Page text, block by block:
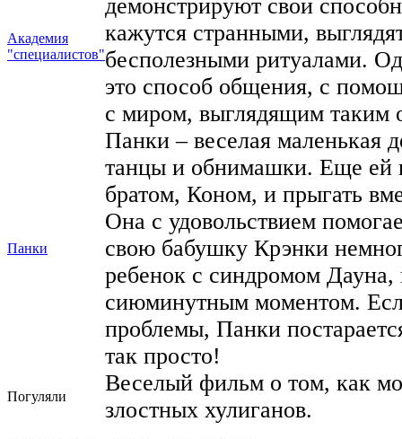
Академия
"специалистов"
демонстрируют свои
кажутся странными,
бесполезными ритуалами.
это способ общения, с
с миром, выглядящим таким
Панки
Панки – веселая маленькая
танцы и обнимашки. Еще ей
братом, Коном, и прыгать
Она с удовольствием
свою бабушку Крэнки
ребенок с синдромом
сиюминутным моментом.
проблемы, Панки
так просто!
Погуляли
Веселый фильм о том, как
злостных хулиганов.